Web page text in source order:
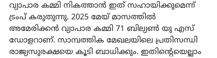
വ്യാപാര കമ്മി നികത്താന്‍ ഇത് സഹായിക്കുമെന്ന്
ട്രംപ് കരുതുന്നു. 2025 മേയ് മാസത്തില്‍
അമേരിക്കന്‍ വ്യാപാര കമ്മി 71 ബില്യണ്‍ യു എസ്
ഡോളറാണ്. സാമ്പത്തിക മേഖലയിലെ പ്രതിസന്ധി
രാജ്യസുരക്ഷയെ കൂടി ബാധിക്കും. ഇതിന്റെയെല്ലാം